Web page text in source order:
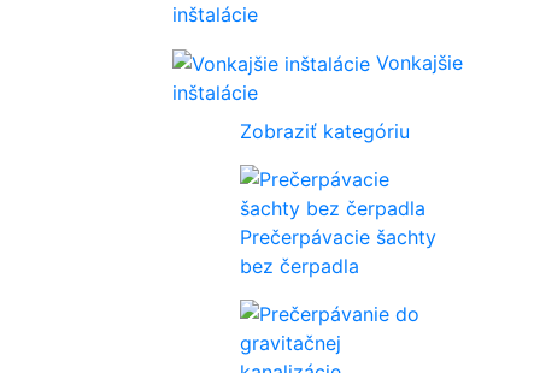
inštalácie
Vonkajšie
inštalácie
Zobraziť kategóriu
Prečerpávacie šachty
bez čerpadla